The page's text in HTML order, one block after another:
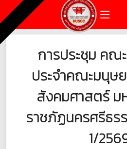
การประชุม คณ
ประจำคณะมนุษ
สังคมศาสตร์ ม
ราชภัฏนครศรีธร
1/